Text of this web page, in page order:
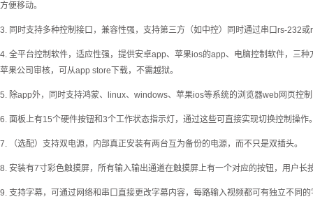
方便移动。
3. 同时支持多种控制接口，兼容性强，支持第三方（如中控）同时通过串口rs-232
4. 全平台控制软件，适应性强，提供安卓app、苹果ios的app、电脑控制软件，三
苹果公司审核，可从app store下载，不需越狱。
5. 除app外，同时支持鸿蒙、linux、windows、苹果ios等系统的浏览器web网页控
6. 面板上有15个硬件按钮和3个工作状态指示灯，通过这些可直接实现切换控制操作
7. （选配）支持双电源，内部真正安装有两台互为备份的电源，而不只是双插头。
8. 安装有7寸彩色触摸屏，所有输入输出通道在触摸屏上有一个对应的按钮，用户
9. 支持字幕，可通过网络和串口直接更改字幕内容，每路输入视频都可有独立不同